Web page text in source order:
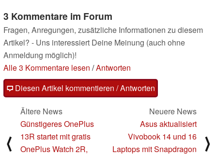
3 Kommentare im Forum
Fragen, Anregungen, zusätzliche Informationen zu diesem
Artikel? - Uns interessiert Deine Meinung (auch ohne
Anmeldung möglich)!
Alle 3 Kommentare lesen /Antworten
Diesen Artikel kommentieren / Antworten
⟨
Ältere News
Günstigeres OnePlus
13R startet mit gratis
OnePlus Watch 2R,
Neuere News
Asus aktualisiert
Vivobook 14 und 16
Laptops mit Snapdragon
⟩